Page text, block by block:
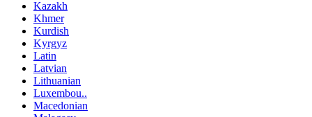
Kazakh
Khmer
Kurdish
Kyrgyz
Latin
Latvian
Lithuanian
Luxembou..
Macedonian